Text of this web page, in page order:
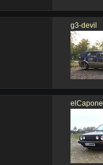
g3-devil
elCapone